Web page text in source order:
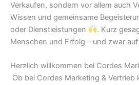
Verkaufen, sondern vor allem auch
Wissen und gemeinsame
oder Dienstleistungen
. Kurz
Menschen und Erfolg – und zwar
Herzlich willkommen bei Cordes
Ob bei Cordes Marketing & Vertrieb